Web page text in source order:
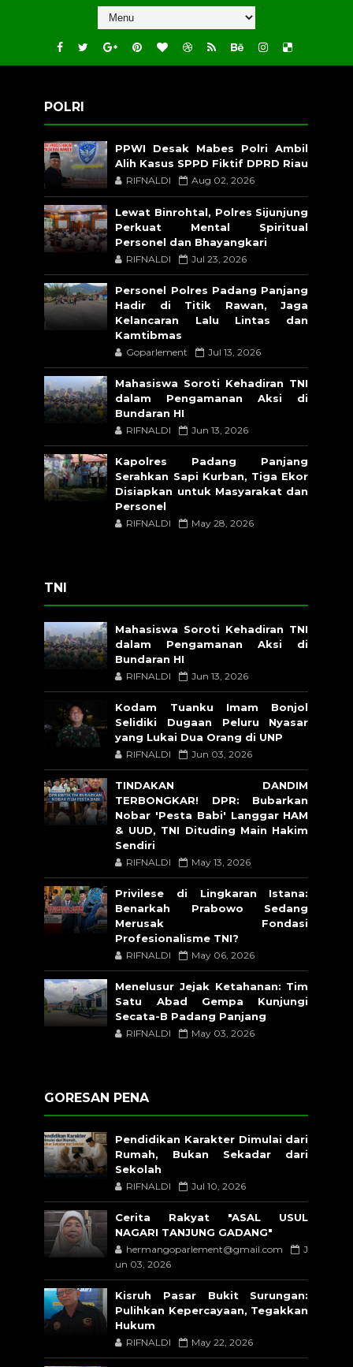
POLRI
PPWI Desak Mabes Polri Ambil
Alih Kasus SPPD Fiktif DPRD Riau
RIFNALDI Aug 02, 2026
Lewat Binrohtal, Polres Sijunjung
Perkuat Mental Spiritual
Personel dan Bhayangkari
RIFNALDI Jul 23, 2026
Personel Polres Padang Panjang
Hadir di Titik Rawan, Jaga
Kelancaran Lalu Lintas dan
Kamtibmas
Goparlement Jul 13, 2026
Mahasiswa Soroti Kehadiran TNI
dalam Pengamanan Aksi di
Bundaran HI
RIFNALDI Jun 13, 2026
Kapolres Padang Panjang
Serahkan Sapi Kurban, Tiga Ekor
Disiapkan untuk Masyarakat dan
Personel
RIFNALDI May 28, 2026
TNI
Mahasiswa Soroti Kehadiran TNI
dalam Pengamanan Aksi di
Bundaran HI
RIFNALDI Jun 13, 2026
Kodam Tuanku Imam Bonjol
Selidiki Dugaan Peluru Nyasar
yang Lukai Dua Orang di UNP
RIFNALDI Jun 03, 2026
TINDAKAN DANDIM
TERBONGKAR! DPR: Bubarkan
Nobar 'Pesta Babi' Langgar HAM
& UUD, TNI Dituding Main Hakim
Sendiri
RIFNALDI May 13, 2026
Privilese di Lingkaran Istana:
Benarkah Prabowo Sedang
Merusak Fondasi
Profesionalisme TNI?
RIFNALDI May 06, 2026
Menelusur Jejak Ketahanan: Tim
Satu Abad Gempa Kunjungi
Secata-B Padang Panjang
RIFNALDI May 03, 2026
GORESAN PENA
Pendidikan Karakter Dimulai dari
Rumah, Bukan Sekadar dari
Sekolah
RIFNALDI Jul 10, 2026
Cerita Rakyat "ASAL USUL
NAGARI TANJUNG GADANG"
hermangoparlement@gmail.com
J
un 03, 2026
Kisruh Pasar Bukit Surungan:
Pulihkan Kepercayaan, Tegakkan
Hukum
RIFNALDI May 22, 2026